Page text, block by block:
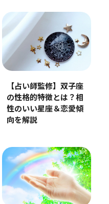
【占い師監修】双子座
の性格的特徴とは？相
性のいい星座＆恋愛傾
向を解説